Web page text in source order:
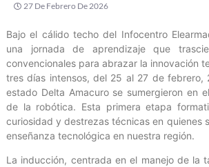
27 De Febrero De 2026
Bajo el cálido techo del Infocentro
una jornada de aprendizaje que
convencionales para abrazar la innovación
tres días intensos, del 25 al 27 de febrero,
estado Delta Amacuro se sumergieron en
de la robótica. Esta primera etapa
curiosidad y destrezas técnicas en quienes
enseñanza tecnológica en nuestra región.
La inducción, centrada en el manejo de la